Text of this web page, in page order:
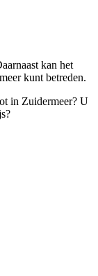
kan het
kunt betreden.
in Zuidermeer? U